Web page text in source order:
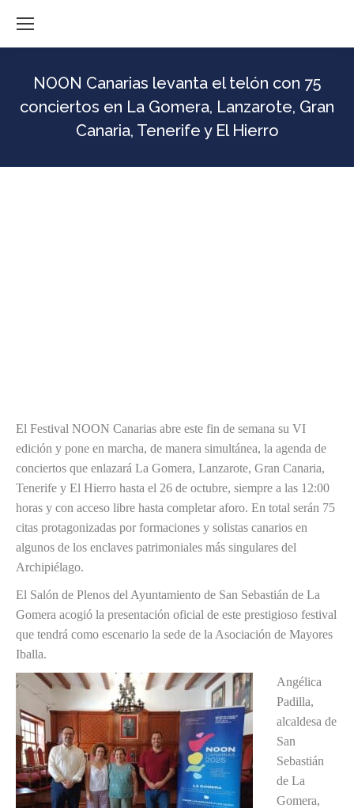
NOON Canarias levanta el telón con 75
conciertos en La Gomera, Lanzarote, Gran
Canaria, Tenerife y El Hierro
El Festival NOON Canarias abre este fin de semana su VI
edición y pone en marcha, de manera simultánea, la agenda de
conciertos que enlazará La Gomera, Lanzarote, Gran Canaria,
Tenerife y El Hierro hasta el 26 de octubre, siempre a las 12:00
horas y con acceso libre hasta completar aforo. En total serán 75
citas protagonizadas por formaciones y solistas canarios en
algunos de los enclaves patrimoniales más singulares del
Archipiélago.
El Salón de Plenos del Ayuntamiento de San Sebastián de La
Gomera acogió la presentación oficial de este prestigioso festival
que tendrá como escenario la sede de la Asociación de Mayores
Iballa.
Angélica
Padilla,
alcaldesa de
San
Sebastián
de La
Gomera,